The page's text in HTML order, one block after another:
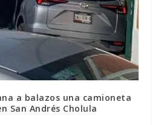
a balazos una camioneta
San Andrés Cholula